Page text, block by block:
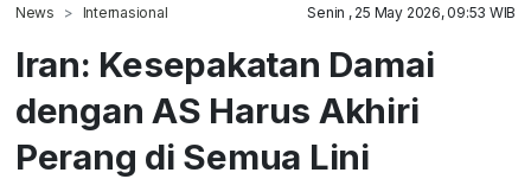
News Internasional Senin , 25 May 2026, 09:53 WIB
Iran: Kesepakatan Damai
dengan AS Harus Akhiri
Perang di Semua Lini